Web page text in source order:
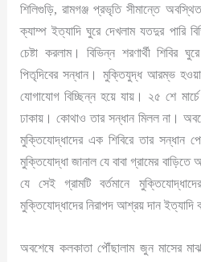
শিলিগুড়ি, রামগঞ্জ প্রভৃতি সীমান্তে
ক্যাম্প ইত্যাদি ঘুরে দেখলাম যতদুর পারি
চেষ্টা করলাম। বিভিন্ন শরণার্থী শিবির
পিতৃদিবের সন্ধান। মুক্তিযুদ্ধ আরম্ভ
যোগাযোগ বিচ্ছিন্ন হয়ে যায়। ২৫ শে
ঢাকায়। কোথাও তার সন্ধান মিলল না।
মুক্তিযোদ্ধাদের এক শিবিরে তার সন্ধান
মুক্তিযোদ্ধা জানাল যে বাবা গ্রামের
যে সেই গ্রামটি বর্তমানে
মুক্তিযোদ্ধাদের নিরাপদ আশ্রয় দান ইত্যাদি
অবশেষে কলকাতা পৌঁছালাম জুন মাসের